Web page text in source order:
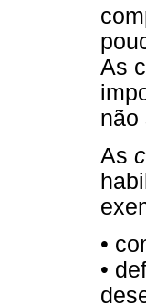
As
não
As
•
•